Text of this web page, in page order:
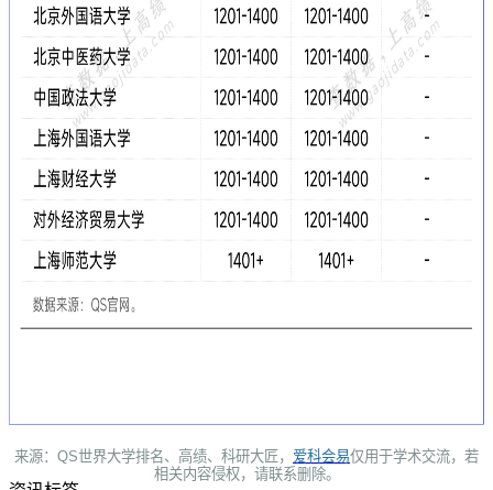
来源：QS世界大学排名、高绩、科研大匠， 爱科会易仅用于学术交流，若
相关内容侵权，请联系删除。